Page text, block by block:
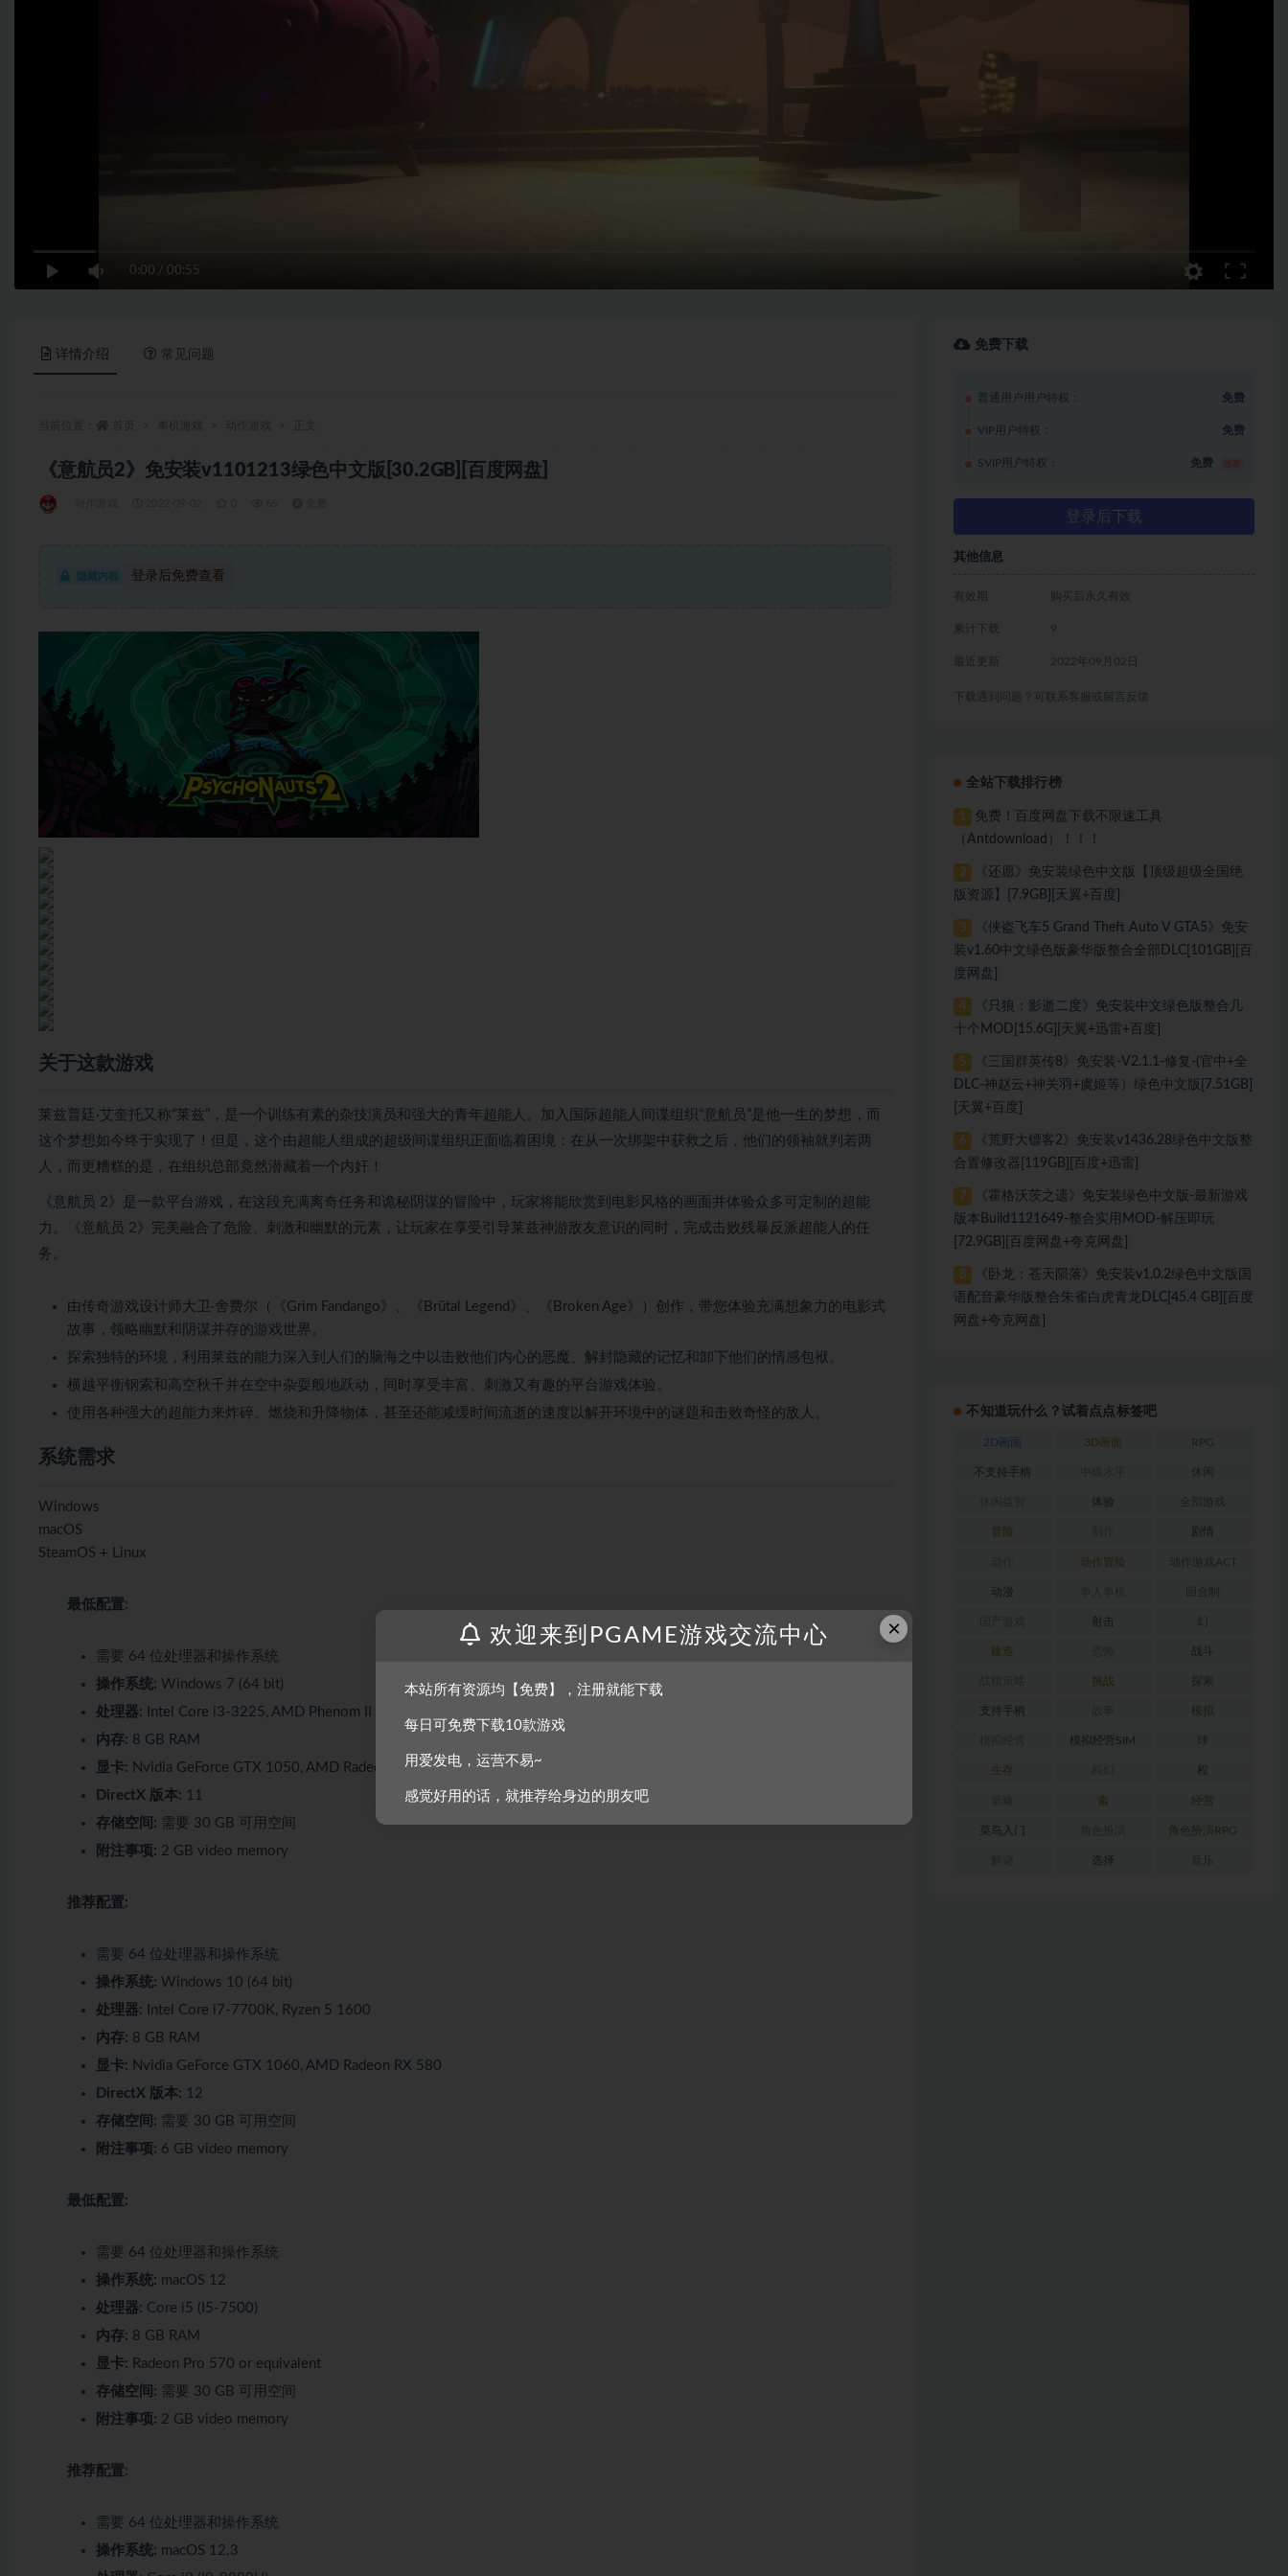
0:00 / 00:55
详情介绍 常见问题
《意航员2》免安装v1101213绿色中文版[30.2GB][百度网盘]
隐藏内容 登录后免费查看
关于这款游戏
莱兹普廷·艾奎托又称“莱兹”，是一个训练有素的杂技演员和强大的青年超能人。加入国际超能人间谍组织“意航员”是他一生的梦想，而
这个梦想如今终于实现了！但是，这个由超能人组成的超级间谍组织正面临着困境：在从一次绑架中获救之后，他们的领袖就判若两
人，而更糟糕的是，在组织总部竟然潜藏着一个内奸！
《意航员 2》是一款平台游戏，在这段充满离奇任务和诡秘阴谋的冒险中，玩家将能欣赏到电影风格的画面并体验众多可定制的超能
力。《意航员 2》完美融合了危险、刺激和幽默的元素，让玩家在享受引导莱兹神游敌友意识的同时，完成击败残暴反派超能人的任
务。
由传奇游戏设计师大卫·舍费尔（《Grim Fandango》、《Brütal Legend》、《Broken Age》）创作，带您体验充满想象力的电影式
故事，领略幽默和阴谋并存的游戏世界。
探索独特的环境，利用莱兹的能力深入到人们的脑海之中以击败他们内心的恶魔、解封隐藏的记忆和卸下他们的情感包袱。
横越平衡钢索和高空秋千并在空中杂耍般地跃动，同时享受丰富、刺激又有趣的平台游戏体验。
使用各种强大的超能力来炸碎、燃烧和升降物体，甚至还能减缓时间流逝的速度以解开环境中的谜题和击败奇怪的敌人。
系统需求
Windows
macOS
SteamOS + Linux
最低配置:
需要 64 位处理器和操作系统
操作系统: Windows 7 (64 bit)
处理器: Intel Core i3-3225, AMD Phenom II X6 1100T
内存: 8 GB RAM
显卡: Nvidia GeForce GTX 1050, AMD Radeon RX 560
DirectX 版本: 11
存储空间: 需要 30 GB 可用空间
附注事项: 2 GB video memory
推荐配置:
需要 64 位处理器和操作系统
操作系统: Windows 10 (64 bit)
处理器: Intel Core i7-7700K, Ryzen 5 1600
内存: 8 GB RAM
显卡: Nvidia GeForce GTX 1060, AMD Radeon RX 580
DirectX 版本: 12
存储空间: 需要 30 GB 可用空间
附注事项: 6 GB video memory
最低配置:
需要 64 位处理器和操作系统
操作系统: macOS 12
处理器: Core i5 (I5-7500)
内存: 8 GB RAM
显卡: Radeon Pro 570 or equivalent
存储空间: 需要 30 GB 可用空间
附注事项: 2 GB video memory
推荐配置:
需要 64 位处理器和操作系统
操作系统: macOS 12.3
免费下载
普通用户用户特权： 免费
VIP用户特权： 免费
SVIP用户特权： 免费
登录后下载
其他信息
有效期 购买后永久有效
累计下载 9
最近更新 2022年09月02日
下载遇到问题？可联系客服或留言反馈
全站下载排行榜
1
免费！百度网盘下载不限速工具
（Antdownload）！！！
2
《还愿》免安装绿色中文版【顶级超级全国绝
版资源】[7.9GB][天翼+百度]
3
《侠盗飞车5 Grand Theft Auto V GTA5》免安
装v1.60中文绿色版豪华版整合全部DLC[101GB][百
度网盘]
4
《只狼：影逝二度》免安装中文绿色版整合几
十个MOD[15.6G][天翼+迅雷+百度]
5
《三国群英传8》免安装-V2.1.1-修复-(官中+全
DLC-神赵云+神关羽+虞姬等）绿色中文版[7.51GB]
[天翼+百度]
6
《荒野大镖客2》免安装v1436.28绿色中文版整
合置修改器[119GB][百度+迅雷]
7
《霍格沃茨之遗》免安装绿色中文版-最新游戏
版本Build1121649-整合实用MOD-解压即玩
[72.9GB][百度网盘+夸克网盘]
8
《卧龙：苍天陨落》免安装v1.0.2绿色中文版国
语配音豪华版整合朱雀白虎青龙DLC[45.4 GB][百度
网盘+夸克网盘]
不知道玩什么？试着点点标签吧
2D画面 3D画面 RPG
不支持手柄 休闲
体验 全部游戏
冒险 剧情
动作冒险 动作游戏ACT
动漫 回合制
射击 幻
建造 战斗
挑战 探索
支持手柄 模拟
模拟经营SIM 球
生存 程
索 经营
菜鸟入门 角色扮演RPG
选择 音乐
×
欢迎来到PGAME游戏交流中心
本站所有资源均【免费】，注册就能下载
每日可免费下载10款游戏
用爱发电，运营不易~
感觉好用的话，就推荐给身边的朋友吧